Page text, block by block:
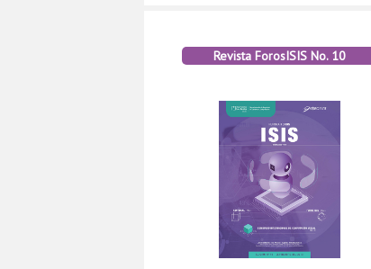
Revista ForosISIS No. 10